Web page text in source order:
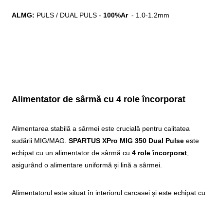
ALMG: PULS / DUAL PULS - 100%Ar - 1.0-1.2mm
Alimentator de sârmă cu 4 role încorporat
Alimentarea stabilă a sârmei este crucială pentru calitatea
sudării MIG/MAG. SPARTUS XPro MIG 350 Dual Pulse este
echipat cu un alimentator de sârmă cu 4 role încorporat
asigurând o alimentare uniformă și lină a sârmei.
Alimentatorul este situat în interiorul carcasei și este echipat cu